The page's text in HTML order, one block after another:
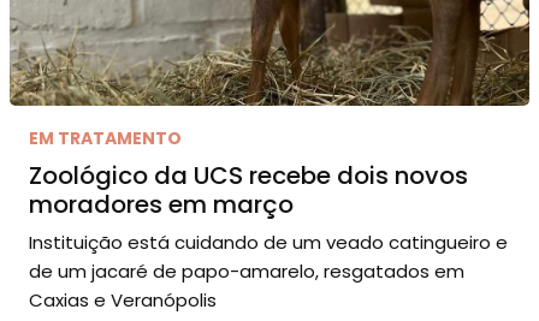
EM TRATAMENTO
Zoológico da UCS recebe dois novos
moradores em março
Instituição está cuidando de um veado catingueiro e
de um jacaré de papo-amarelo, resgatados em
Caxias e Veranópolis